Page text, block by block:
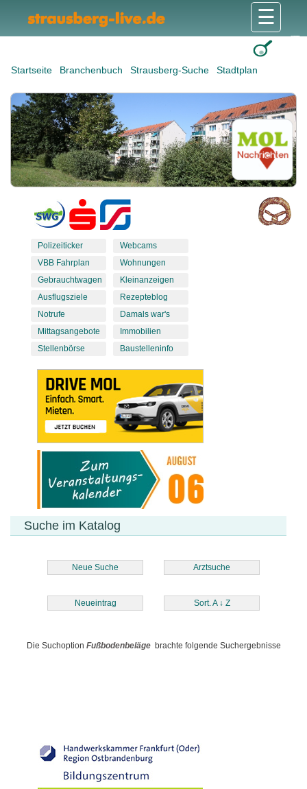
Startseite Branchenbuch Strausberg-Suche Stadtplan
☰
Polizeiticker
VBB Fahrplan
Gebrauchtwagen
Ausflugsziele
Notrufe
Mittagsangebote
Stellenbörse
Webcams
Wohnungen
Kleinanzeigen
Rezepteblog
Damals war's
Immobilien
Baustelleninfo
Suche im Katalog
Neue Suche Arztsuche
Neueintrag Sort. A ↓ Z
Die Suchoption Fußbodenbelägebrachte folgende Suchergebnisse